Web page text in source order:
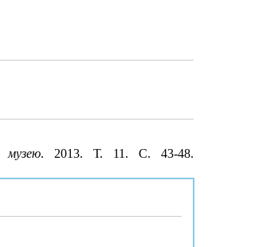
музею. 2013. Т. 11. С. 43-48.